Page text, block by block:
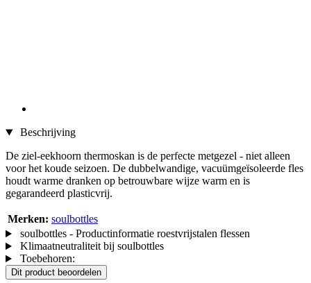
Beschrijving
De ziel-eekhoorn thermoskan is de perfecte metgezel - niet alleen
voor het koude seizoen. De dubbelwandige, vacuümgeïsoleerde fles
houdt warme dranken op betrouwbare wijze warm en is
gegarandeerd plasticvrij.
Merken: soulbottles
soulbottles - Productinformatie roestvrijstalen flessen
Klimaatneutraliteit bij soulbottles
Toebehoren:
Dit product beoordelen